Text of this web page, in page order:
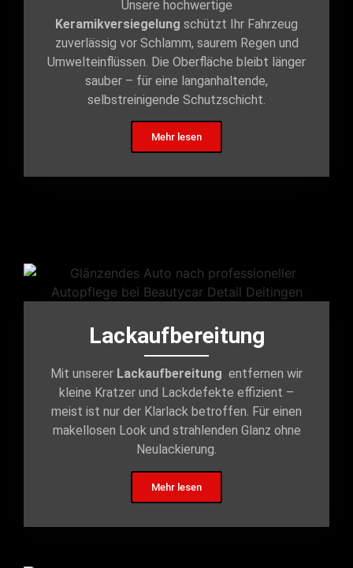
Unsere hochwertige
Keramikversiegelung schützt Ihr Fahrzeug
zuverlässig vor Schlamm, saurem Regen und
Umwelteinflüssen. Die Oberfläche bleibt länger
sauber – für eine langanhaltende,
selbstreinigende Schutzschicht.
Mehr lesen
Lackaufbereitung
Mit unserer Lackaufbereitung entfernen wir
kleine Kratzer und Lackdefekte effizient –
meist ist nur der Klarlack betroffen. Für einen
makellosen Look und strahlenden Glanz ohne
Neulackierung.
Mehr lesen